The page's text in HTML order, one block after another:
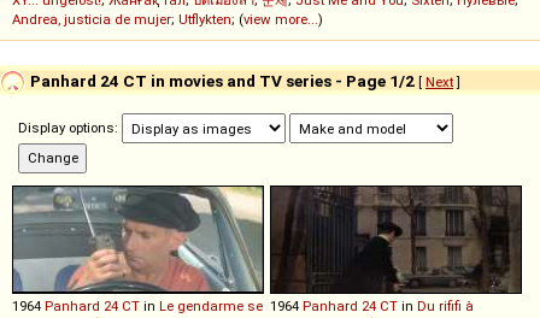
Andrea, justicia de mujer; Utflykten; (view more...)
Panhard 24 CT in movies and TV series - Page 1/2 [ Next]
Display options:
1964 Panhard 24 CT in Le gendarme se 1964 Panhard 24 CT in Du rififi à